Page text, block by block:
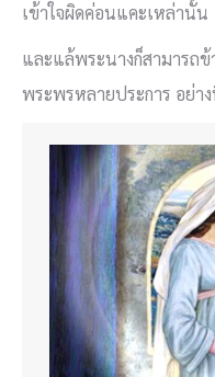
เข้าใจผิดค่อนแคะเหล่านั้น
และแล้พระนางก็สามารถ
พระพรหลายประการ อย่า